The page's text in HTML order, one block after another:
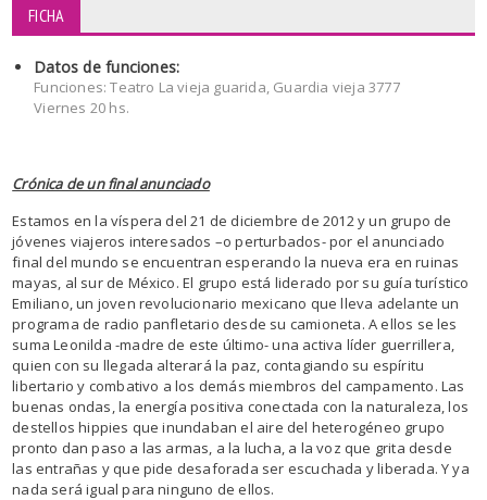
FICHA
Datos de funciones:
Funciones: Teatro La vieja guarida, Guardia vieja 3777
Viernes 20 hs.
Crónica de un final anunciado
Estamos en la víspera del 21 de diciembre de 2012 y un grupo de
jóvenes viajeros interesados –o perturbados- por el anunciado
final del mundo se encuentran esperando la nueva era en ruinas
mayas, al sur de México. El grupo está liderado por su guía turístico
Emiliano, un joven revolucionario mexicano que lleva adelante un
programa de radio panfletario desde su camioneta. A ellos se les
suma Leonilda -madre de este último- una activa líder guerrillera,
quien con su llegada alterará la paz, contagiando su espíritu
libertario y combativo a los demás miembros del campamento. Las
buenas ondas, la energía positiva conectada con la naturaleza, los
destellos hippies que inundaban el aire del heterogéneo grupo
pronto dan paso a las armas, a la lucha, a la voz que grita desde
las entrañas y que pide desaforada ser escuchada y liberada. Y ya
nada será igual para ninguno de ellos.